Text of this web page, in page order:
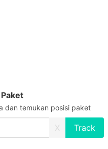
dan temukan posisi paket
X